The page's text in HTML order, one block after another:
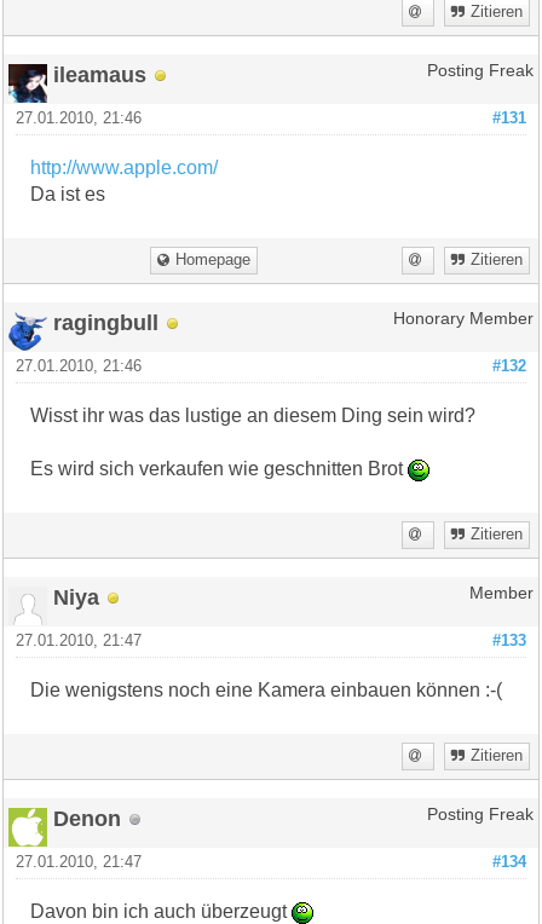
Zitieren
ileamaus Posting Freak
#131
27.01.2010, 21:46
http://www.apple.com/
Da ist es
Homepage Zitieren
ragingbull Honorary Member
#132
27.01.2010, 21:46
Wisst ihr was das lustige an diesem Ding sein wird?
Es wird sich verkaufen wie geschnitten Brot
Zitieren
Niya Member
#133
27.01.2010, 21:47
Die wenigstens noch eine Kamera einbauen können :-(
Zitieren
Denon Posting Freak
#134
27.01.2010, 21:47
Davon bin ich auch überzeugt